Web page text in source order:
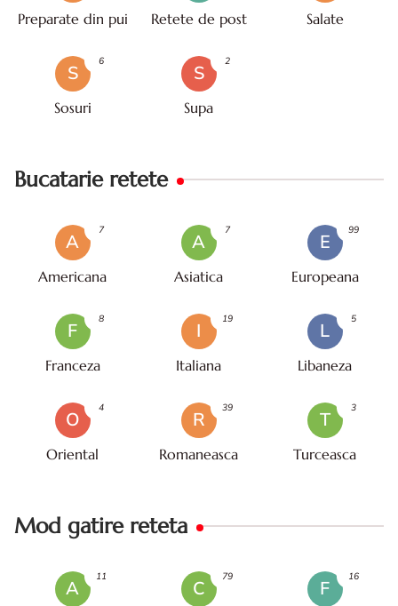
Preparate din pui Retete de post Salate
S
Sosuri
6
S
Supa
2
Bucatarie retete
A
Americana
7
A
Asiatica
7
E
Europeana
99
F
Franceza
8
I
Italiana
19
L
Libaneza
5
O
Oriental
4
R
Romaneasca
39
T
Turceasca
3
Mod gatire reteta
A
11
C
79
F
16